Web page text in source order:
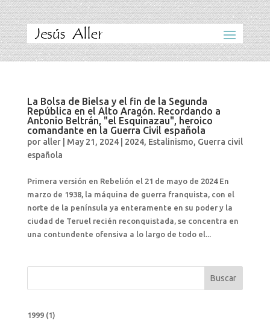
La Bolsa de Bielsa y el fin de la Segunda
República en el Alto Aragón. Recordando a
Antonio Beltrán, "el Esquinazau", heroico
comandante en la Guerra Civil española
por aller| May 21, 2024| 2024, Estalinismo, Guerra civil
española
Primera versión en Rebelión el 21 de mayo de 2024 En
marzo de 1938, la máquina de guerra franquista, con el
norte de la península ya enteramente en su poder y la
ciudad de Teruel recién reconquistada, se concentra en
una contundente ofensiva a lo largo de todo el...
Buscar
1999(1)